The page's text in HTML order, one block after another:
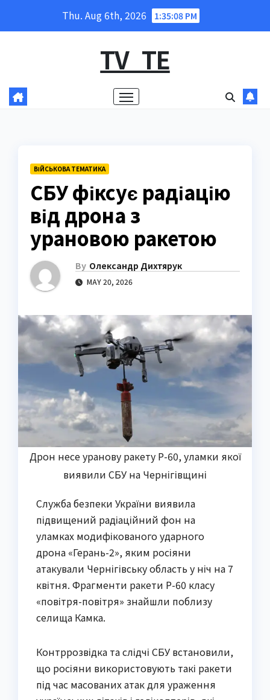
Thu. Aug 6th, 2026 1:35:09 PM
TV_TE
ВІЙСЬКОВА ТЕМАТИКА
СБУ фіксує радіацію
від дрона з
урановою ракетою
By Олександр Дихтярук
MAY 20, 2026
Дрон несе уранову ракету Р-60, уламки якої
виявили СБУ на Чернігівщині
Служба безпеки України виявила
підвищений радіаційний фон на
уламках модифікованого ударного
дрона «Герань-2», яким росіяни
атакували Чернігівську область у ніч на 7
квітня. Фрагменти ракети Р-60 класу
«повітря-повітря» знайшли поблизу
селища Камка.
Контррозвідка та слідчі СБУ встановили,
що росіяни використовують такі ракети
під час масованих атак для ураження